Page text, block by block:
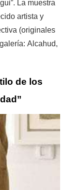
La muestra
artista y
(originales
Alcahud,
de los